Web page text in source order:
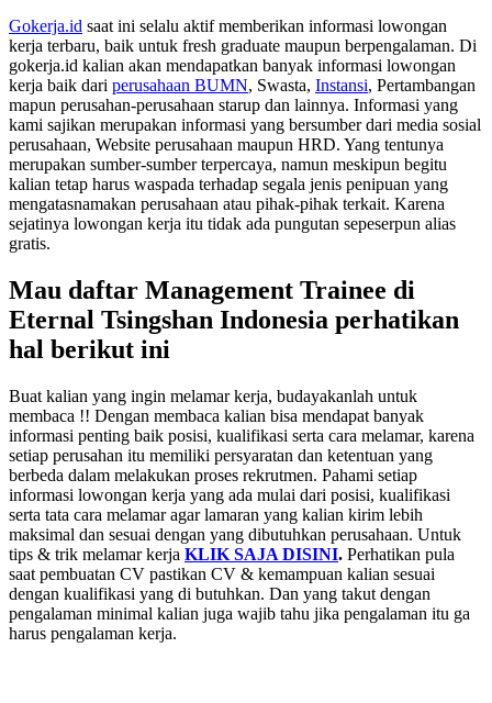
Gokerja.id saat ini selalu aktif memberikan informasi lowongan
kerja terbaru, baik untuk fresh graduate maupun berpengalaman. Di
gokerja.id kalian akan mendapatkan banyak informasi lowongan
kerja baik dari perusahaan BUMN, Swasta, Instansi, Pertambangan
mapun perusahan-perusahaan starup dan lainnya. Informasi yang
kami sajikan merupakan informasi yang bersumber dari media sosial
perusahaan, Website perusahaan maupun HRD. Yang tentunya
merupakan sumber-sumber terpercaya, namun meskipun begitu
kalian tetap harus waspada terhadap segala jenis penipuan yang
mengatasnamakan perusahaan atau pihak-pihak terkait. Karena
sejatinya lowongan kerja itu tidak ada pungutan sepeserpun alias
gratis.
Mau daftar Management Trainee di
Eternal Tsingshan Indonesia perhatikan
hal berikut ini
Buat kalian yang ingin melamar kerja, budayakanlah untuk
membaca !! Dengan membaca kalian bisa mendapat banyak
informasi penting baik posisi, kualifikasi serta cara melamar, karena
setiap perusahan itu memiliki persyaratan dan ketentuan yang
berbeda dalam melakukan proses rekrutmen. Pahami setiap
informasi lowongan kerja yang ada mulai dari posisi, kualifikasi
serta tata cara melamar agar lamaran yang kalian kirim lebih
maksimal dan sesuai dengan yang dibutuhkan perusahaan. Untuk
tips & trik melamar kerja KLIK SAJA DISINI. Perhatikan pula
saat pembuatan CV pastikan CV & kemampuan kalian sesuai
dengan kualifikasi yang di butuhkan. Dan yang takut dengan
pengalaman minimal kalian juga wajib tahu jika pengalaman itu ga
harus pengalaman kerja.